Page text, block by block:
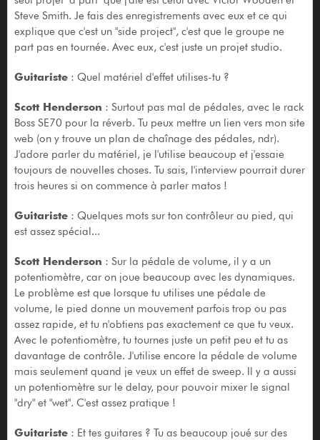
Steve Smith. Je fais des enregistrements avec eux et ce qui
explique que c'est un "side project", c'est que le groupe ne
part pas en tournée. Avec eux, c'est juste un projet studio.
Guitariste: Quel matériel d'effet utilises-tu ?
Scott Henderson : Surtout pas mal de pédales, avec le rack
Boss SE70 pour la réverb. Tu peux mettre un lien vers mon site
web (on y trouve un plan de chaînage des pédales, ndr).
J'adore parler du matériel, je l'utilise beaucoup et j'essaie
toujours de nouvelles choses. Tu sais, l'interview pourrait durer
trois heures si on commence à parler matos !
Guitariste: Quelques mots sur ton contrôleur au pied, qui
est assez spécial...
Scott Henderson : Sur la pédale de volume, il y a un
potentiomètre, car on joue beaucoup avec les dynamiques.
Le problème est que lorsque tu utilises une pédale de
volume, le pied donne un mouvement parfois trop ou pas
assez rapide, et tu n'obtiens pas exactement ce que tu veux.
Avec le potentiomètre, tu tournes juste un petit peu et tu as
davantage de contrôle. J'utilise encore la pédale de volume
mais seulement quand je veux un effet de sweep. Il y a aussi
un potentiomètre sur le delay, pour pouvoir mixer le signal
"dry" et "wet". C'est assez pratique !
Guitariste: Et tes guitares ? Tu as beaucoup joué sur des